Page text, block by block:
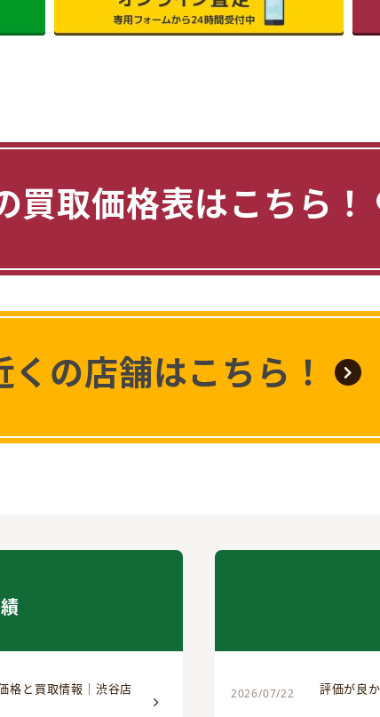
買取価格表はこちら！
くの店舗はこちら！
格と買取情報｜渋谷店 2026/07/22 評価が良